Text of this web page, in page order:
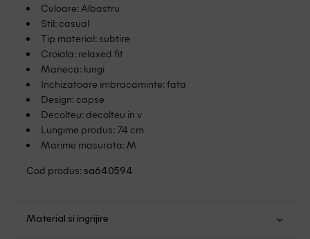
Culoare: Albastru
Stil: casual
Tip material: subtire
Croiala: relaxed fit
Maneca: lungi
Inchizatoare imbracaminte: fata
Design: capse
Decolteu: decolteu in v
Lungime produs: 74 cm
Marime masurata: M
Cod produs: sa640594
Material si ingrijire